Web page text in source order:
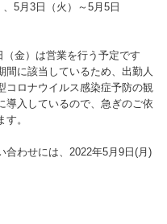
5月3日（火）～5月5日
金）は営業を行う予定です
間に該当しているため、出勤人
コロナウイルス感染症予防の観
導入しているので、急ぎのご依
。
合わせには、2022年5月9日(月)